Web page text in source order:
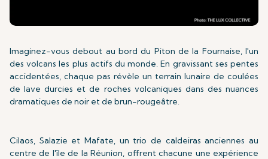
Imaginez-vous debout au bord du Piton de la Fournaise, l'un
des volcans les plus actifs du monde. En gravissant ses pentes
accidentées, chaque pas révèle un terrain lunaire de coulées
de lave durcies et de roches volcaniques dans des nuances
dramatiques de noir et de brun-rougeâtre.
Cilaos, Salazie et Mafate, un trio de caldeiras anciennes au
centre de l'île de la Réunion, offrent chacune une expérience